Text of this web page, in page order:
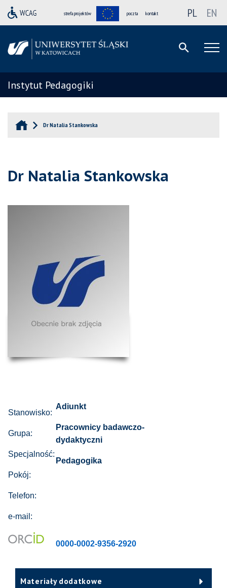
strefa projektów poczta kontakt PL EN
Instytut Pedagogiki
Dr Natalia Stankowska
Dr Natalia Stankowska
Stanowisko:
Grupa:
Specjalność:
Pokój:
Telefon:
e-mail:
Adiunkt
Pracownicy badawczo-
dydaktyczni
Pedagogika
0000-0002-9356-2920
Materiały dodatkowe